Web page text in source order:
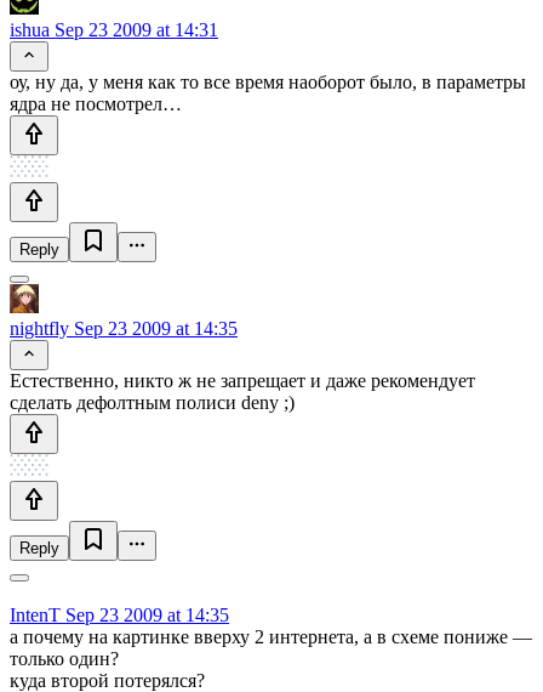
ishua Sep 23 2009 at 14:31
оу, ну да, у меня как то все время наоборот было, в параметры
ядра не посмотрел…
Reply
nightfly Sep 23 2009 at 14:35
Естественно, никто ж не запрещает и даже рекомендует
сделать дефолтным полиси deny ;)
Reply
IntenT Sep 23 2009 at 14:35
а почему на картинке вверху 2 интернета, а в схеме пониже —
только один?
куда второй потерялся?